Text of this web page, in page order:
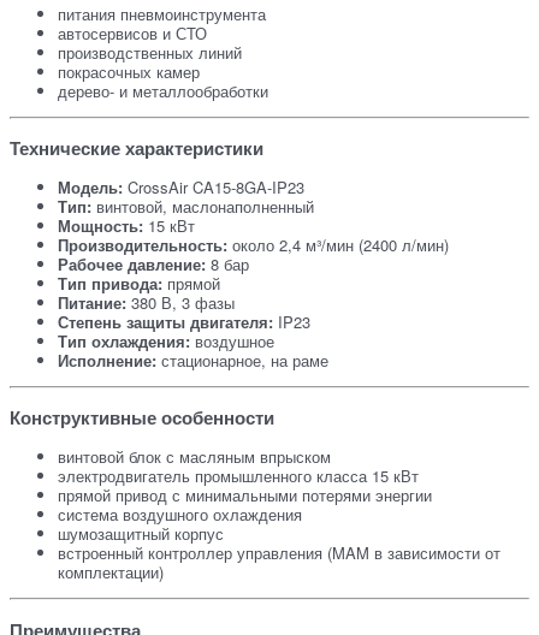
питания пневмоинструмента
автосервисов и СТО
производственных линий
покрасочных камер
дерево- и металлообработки
Технические характеристики
Модель: CrossAir CA15-8GA-IP23
Тип: винтовой, маслонаполненный
Мощность: 15 кВт
Производительность: около 2,4 м³/мин (2400 л/мин)
Рабочее давление: 8 бар
Тип привода: прямой
Питание: 380 В, 3 фазы
Степень защиты двигателя: IP23
Тип охлаждения: воздушное
Исполнение: стационарное, на раме
Конструктивные особенности
винтовой блок с масляным впрыском
электродвигатель промышленного класса 15 кВт
прямой привод с минимальными потерями энергии
система воздушного охлаждения
шумозащитный корпус
встроенный контроллер управления (MAM в зависимости от
комплектации)
Преимущества